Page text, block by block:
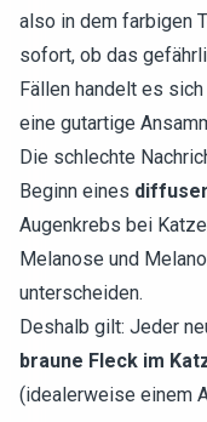
also in dem farbigen
sofort, ob das
Fällen handelt es
eine gutartige
Die schlechte
Beginn eines
Augenkrebs bei
Melanose und
unterscheiden.
Deshalb gilt: Jeder
braune Fleck im
(idealerweise einem